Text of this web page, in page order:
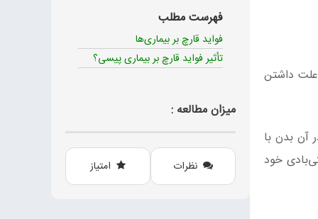
علت داشتن
آن بدن با
خود
فهرست مطلب
فواید قارچ بر بیماری‌ها
تأثیر فواید قارچ بر بیماری پیسی؟
میزان مطالعه :
نظرات امتیاز